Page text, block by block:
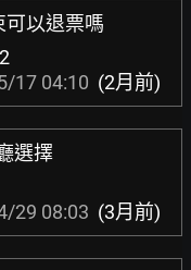
可以退票嗎
17 04:10 (2月前)
選擇
29 08:03 (3月前)